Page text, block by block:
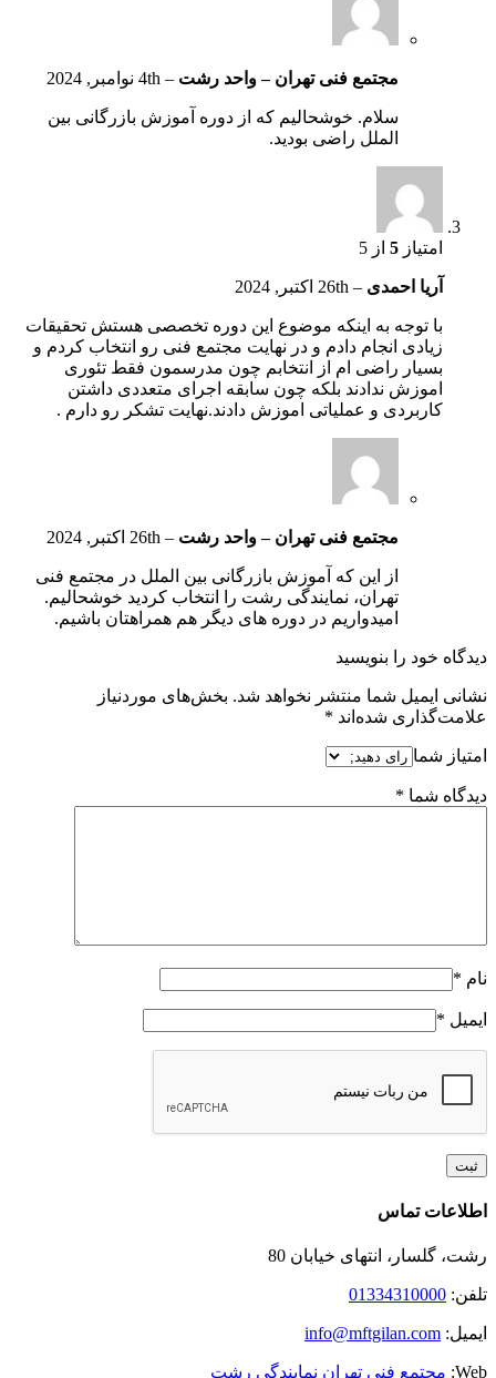
مجتمع فنی تهران – واحد رشت – 4th نوامبر, 2024
سلام. خوشحالیم که از دوره آموزش بازرگانی بین
الملل راضی بودید.
امتیاز 5 از 5
آریا احمدی – 26th اکتبر, 2024
با توجه به اینکه موضوع این دوره تخصصی هستش تحقیقات
زیادی انجام دادم و در نهایت مجتمع فنی رو انتخاب کردم و
بسیار راضی ام از انتخابم چون مدرسمون فقط تئوری
اموزش ندادند بلکه چون سابقه اجرای متعددی داشتن
کاربردی و عملیاتی اموزش دادند.نهایت تشکر رو دارم .
مجتمع فنی تهران – واحد رشت – 26th اکتبر, 2024
از این که آموزش بازرگانی بین الملل در مجتمع فنی
تهران، نمایندگی رشت را انتخاب کردید خوشحالیم.
امیدواریم در دوره های دیگر هم همراهتان باشیم.
دیدگاه خود را بنویسید
نشانی ایمیل شما منتشر نخواهد شد. بخش‌های موردنیاز
علامت‌گذاری شده‌اند *
امتیاز شما
دیدگاه شما *
نام *
ایمیل *
Toggle
Bar
Area
اطلاعات تماس
رشت، گلسار، انتهای خیابان 80
تلفن: 01334310000
ایمیل: info@mftgilan.com
Web: مجتمع فنی تهران نمایندگی رشت